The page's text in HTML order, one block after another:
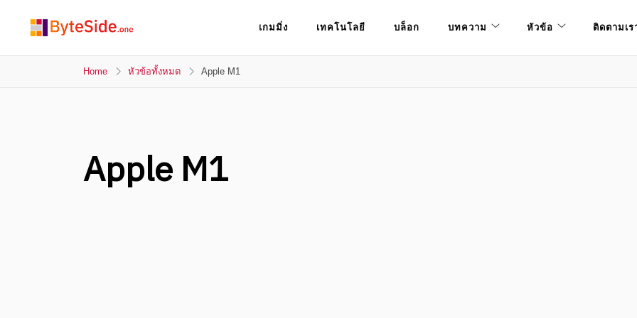
ByteSide.one
และสร้างสื่ออนาคตที่เปลี่ยนคุณ
เกมมิ่ง เทคโนโลยี บล็อก บทความ หัวข้อ ติดตามเร
Home หัวข้อทั้งหมด Apple M1
Apple M1